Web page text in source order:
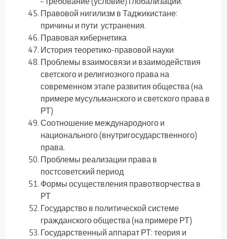
Правовой нигилизм в Таджикистане:
причины и пути устранения.
Правовая кибернетика
История теоретико-правовой науки
Проблемы взаимосвязи и взаимодействия
светского и религиозного права на
современном этапе развития общества (на
примере мусульманского и светского права в
РТ)
Соотношение международного и
национального (внутригосударственного)
права.
Проблемы реализации права в
постсоветский период
Формы осуществления правотворчества в
РТ
Государство в политической системе
гражданского общества (на примере РТ)
Государственный аппарат РТ: теория и